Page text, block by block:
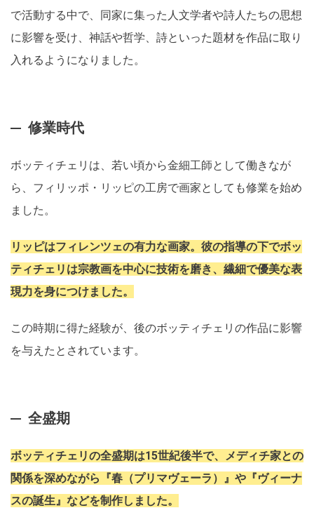
で活動する中で、同家に集った人文学者や詩人たちの思想
に影響を受け、神話や哲学、詩といった題材を作品に取り
入れるようになりました。
修業時代
ボッティチェリは、若い頃から金細工師として働きなが
ら、フィリッポ・リッピの工房で画家としても修業を始め
ました。
リッピはフィレンツェの有力な画家。彼の指導の下でボッ
ティチェリは宗教画を中心に技術を磨き、繊細で優美な表
現力を身につけました。
この時期に得た経験が、後のボッティチェリの作品に影響
を与えたとされています。
全盛期
ボッティチェリの全盛期は15世紀後半で、メディチ家との
関係を深めながら『春（プリマヴェーラ）』や『ヴィーナ
スの誕生』などを制作しました。